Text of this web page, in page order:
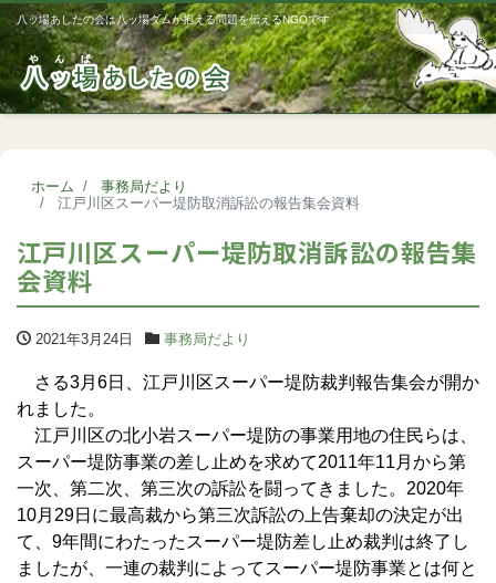
八ッ場あしたの会は八ッ場ダムが抱える問題を伝えるNGOです
ホーム
事務局だより
江戸川区スーパー堤防取消訴訟の報告集会資料
江戸川区スーパー堤防取消訴訟の報告集
会資料
2021年3月24日 事務局だより
さる3月6日、江戸川区スーパー堤防裁判報告集会が開か
れました。
江戸川区の北小岩スーパー堤防の事業用地の住民らは、
スーパー堤防事業の差し止めを求めて2011年11月から第
一次、第二次、第三次の訴訟を闘ってきました。2020年
10月29日に最高裁から第三次訴訟の上告棄却の決定が出
て、9年間にわたったスーパー堤防差し止め裁判は終了し
ましたが、一連の裁判によってスーパー堤防事業とは何と